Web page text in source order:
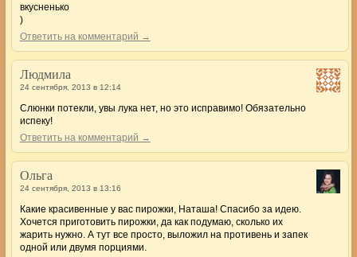
вкусненько
)
Ответить на комментарий →
Людмила
24 сентября, 2013 в 12:14
Слюнки потекли, увы лука нет, но это исправимо! Обязательно
испеку!
Ответить на комментарий →
Ольга
24 сентября, 2013 в 13:16
Какие красивенные у вас пирожки, Наташа! Спасибо за идею.
Хочется приготовить пирожки, да как подумаю, сколько их
жарить нужно. А тут все просто, выложил на противень и запек
одной или двумя порциями.